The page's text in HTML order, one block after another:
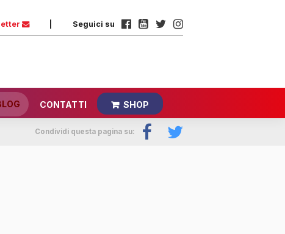
Seguici su
CONTATTI SHOP
Condividi questa pagina su: